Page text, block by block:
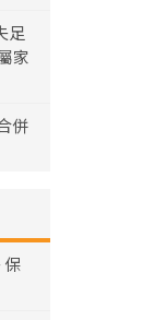
足
家
併
保